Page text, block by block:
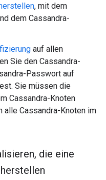
, mit dem
dem Cassandra-
auf allen
Sie den Cassandra-
Passwort auf
Sie müssen die
Cassandra-Knoten
alle Cassandra-Knoten im
, die eine